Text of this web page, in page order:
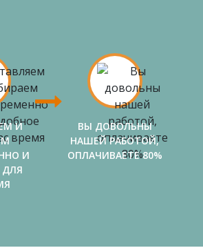
И
И
ДЛЯ
ВЫ ДОВОЛЬНЫ
НАШЕЙ РАБОТОЙ,
ОПЛАЧИВАЕТЕ 80%